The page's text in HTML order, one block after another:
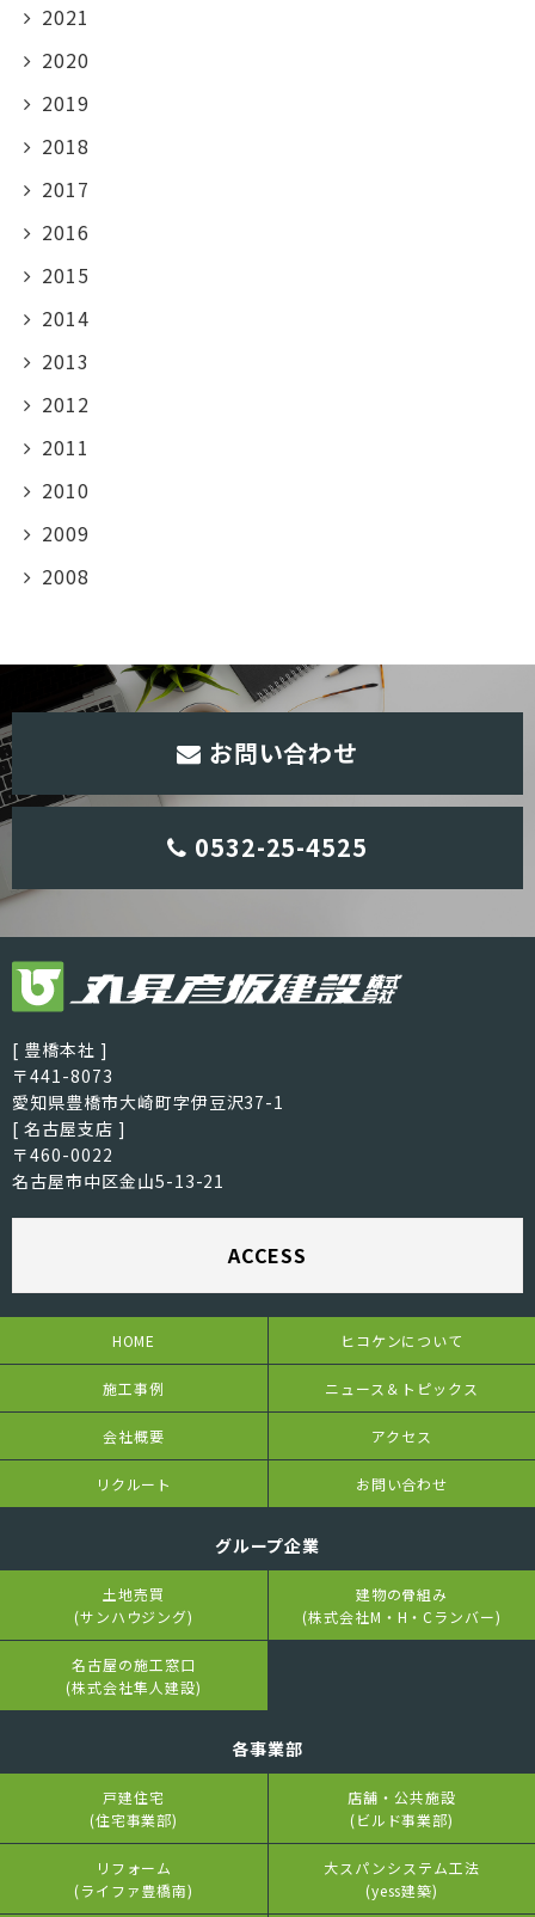
2021
2020
2019
2018
2017
2016
2015
2014
2013
2012
2011
2010
2009
2008
お問い合わせ
0532-25-4525
[ 豊橋本社 ]
〒441-8073
愛知県豊橋市大崎町字伊豆沢37-1
[ 名古屋支店 ]
〒460-0022
名古屋市中区金山5-13-21
ACCESS
HOME ヒコケンについて
施工事例 ニュース＆トピックス
会社概要 アクセス
リクルート お問い合わせ
グループ企業
土地売買
(サンハウジング)
建物の骨組み
(株式会社M・H・Cランバー)
名古屋の施工窓口
(株式会社隼人建設)
各事業部
戸建住宅
(住宅事業部)
店舗・公共施設
(ビルド事業部)
リフォーム
(ライファ豊橋南)
大スパンシステム工法
(yess建築)